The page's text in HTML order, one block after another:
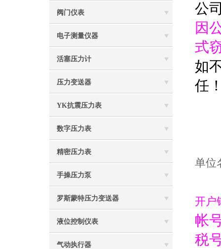
阀门仪表
电子测量仪器
活塞压力计
压力变送器
YK抗震压力表
数字压力表
精密压力表
手操压力泵
罗斯蒙特压力变送器
液位控制仪表
气动执行器
公
因
式
如
任
单位
开户
帐
税